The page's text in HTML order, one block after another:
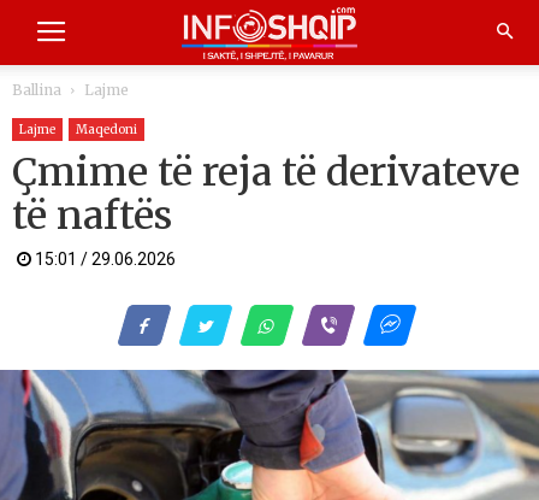
Ballina Lajme
Lajme Maqedoni
Çmime të reja të derivateve
të naftës
15:01 / 29.06.2026